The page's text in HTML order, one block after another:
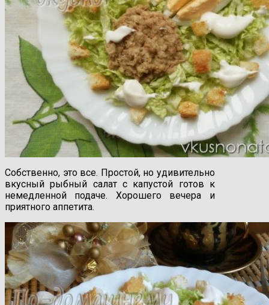
Собственно, это все. Простой, но удивительно
вкусный рыбный салат с капустой готов к
немедленной подаче. Хорошего вечера и
приятного аппетита.